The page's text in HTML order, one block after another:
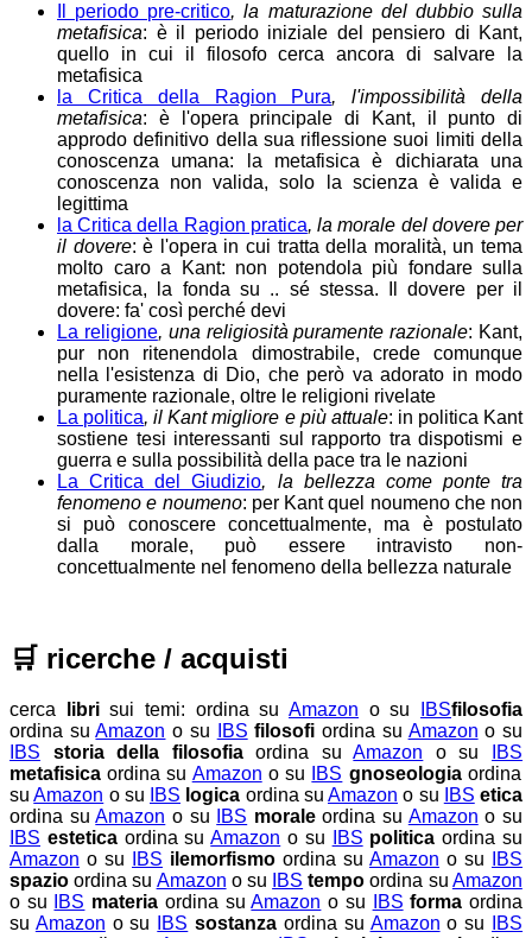
Il periodo pre-critico, la maturazione del dubbio sulla
metafisica: è il periodo iniziale del pensiero di Kant,
quello in cui il filosofo cerca ancora di salvare la
metafisica
la Critica della Ragion Pura, l'impossibilità della
metafisica: è l'opera principale di Kant, il punto di
approdo definitivo della sua riflessione suoi limiti della
conoscenza umana: la metafisica è dichiarata una
conoscenza non valida, solo la scienza è valida e
legittima
la Critica della Ragion pratica, la morale del dovere per
il dovere: è l'opera in cui tratta della moralità, un tema
molto caro a Kant: non potendola più fondare sulla
metafisica, la fonda su .. sé stessa. Il dovere per il
dovere: fa' così perché devi
La religione, una religiosità puramente razionale: Kant,
pur non ritenendola dimostrabile, crede comunque
nella l'esistenza di Dio, che però va adorato in modo
puramente razionale, oltre le religioni rivelate
La politica, il Kant migliore e più attuale: in politica Kant
sostiene tesi interessanti sul rapporto tra dispotismi e
guerra e sulla possibilità della pace tra le nazioni
La Critica del Giudizio, la bellezza come ponte tra
fenomeno e noumeno: per Kant quel noumeno che non
si può conoscere concettualmente, ma è postulato
dalla morale, può essere intravisto non-
concettualmente nel fenomeno della bellezza naturale
🛒 ricerche / acquisti
cerca librisui temi: ordina suAmazon o su IBSfilosofia
ordina suAmazon o su IBS filosofi ordina su Amazon o su
IBS storia della filosofia ordina suAmazon o su
IBS
metafisica ordina su Amazon o su IBS gnoseologia ordina
suAmazon o su IBS logica ordina su Amazon o su IBS etica
ordina suAmazon o su IBS morale ordina su Amazon o su
IBS estetica ordina suAmazon o su IBS politica ordina su
Amazon o su IBS ilemorfismo ordina su Amazon o su
IBS
spazio ordina su Amazon o su IBS tempo ordina su Amazon
o su
IBS materia ordina suAmazon o su IBS forma ordina
su Amazon o su IBS sostanza ordina su Amazon o su
IBS